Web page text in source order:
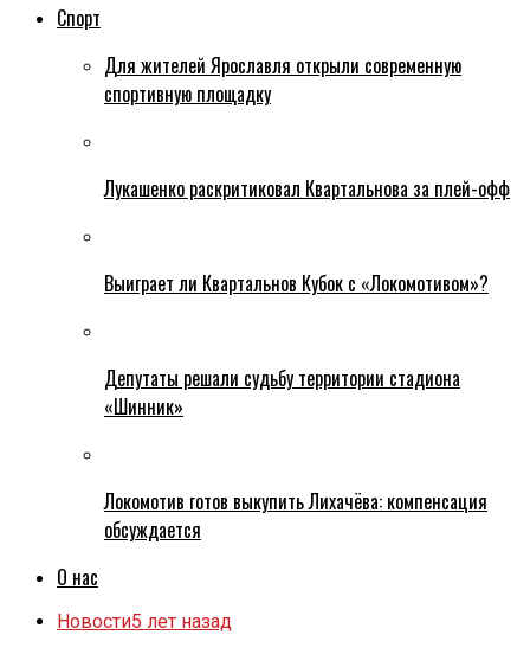
Спорт
Для жителей Ярославля открыли современную
спортивную площадку
Лукашенко раскритиковал Квартальнова за плей-офф
Выиграет ли Квартальнов Кубок с «Локомотивом»?
Депутаты решали судьбу территории стадиона
«Шинник»
Локомотив готов выкупить Лихачёва: компенсация
обсуждается
О нас
Новости5 лет назад